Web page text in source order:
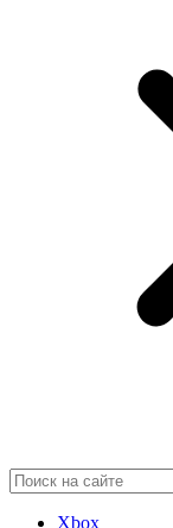
Xbox